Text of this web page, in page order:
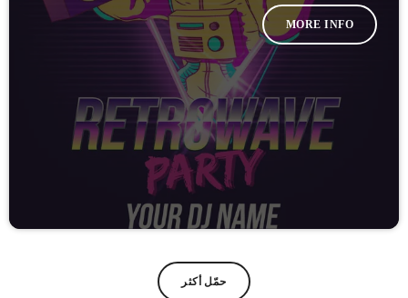
MORE INFO
حمّل أكثر